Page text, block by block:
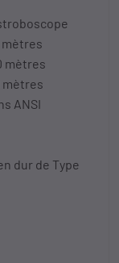
mètres
mètres
mètres
ANSI
dur de Type